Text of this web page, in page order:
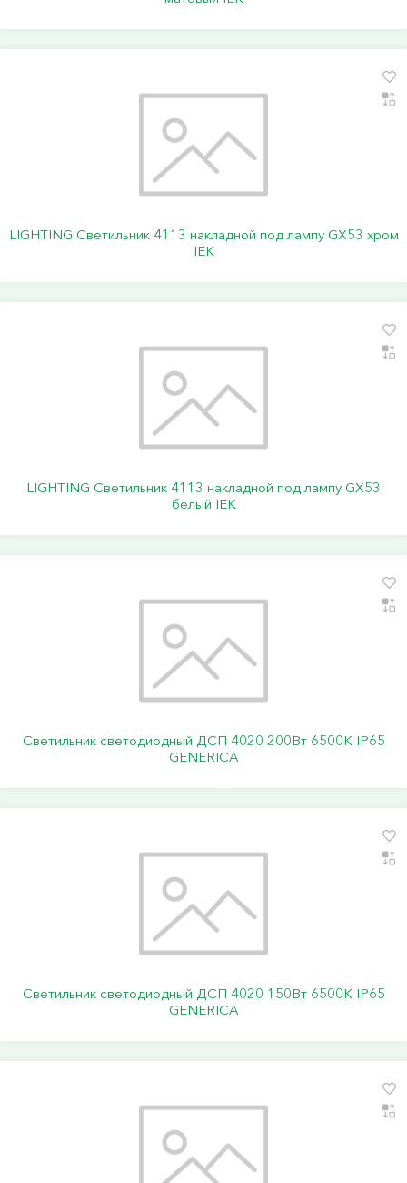
LIGHTING Светильник 4113 накладной под лампу GX53 хром
IEK
LIGHTING Светильник 4113 накладной под лампу GX53
белый IEK
Светильник светодиодный ДСП 4020 200Вт 6500К IP65
GENERICA
Светильник светодиодный ДСП 4020 150Вт 6500К IP65
GENERICA